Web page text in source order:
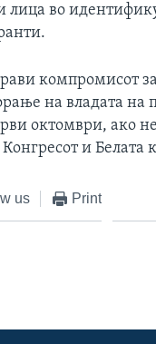
лица во
компромисот
на владата на
октомври, ако
и Белата
us Print